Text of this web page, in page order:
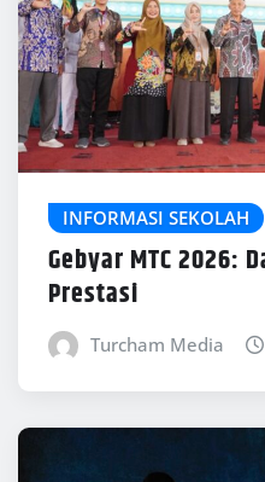
INFORMASI SEKOLAH
Gebyar MTC 2026:
Prestasi
Turcham Media